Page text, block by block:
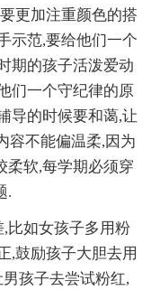
更加注重颜色的搭
示范,要给他们一个
期的孩子活泼爱动
们一个守纪律的原
导的时候要和蔼,让
容不能偏温柔,因为
柔软,每学期必须穿
.
比如女孩子多用粉
,鼓励孩子大胆去用
孩子去尝试粉红,